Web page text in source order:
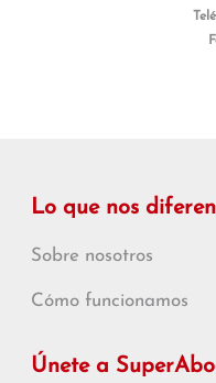
Lo que nos
Sobre nosotros
Cómo funcionamos
Únete a